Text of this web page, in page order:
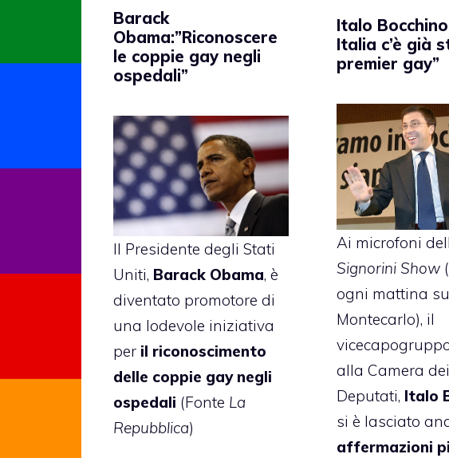
Barack
Obama:”Riconoscere
le coppie gay negli
ospedali”
Il Presidente degli Stati
Uniti, Barack Obama, è
diventato promotore di
una lodevole iniziativa
per il riconoscimento
delle coppie gay negli
ospedali (Fonte La
Repubblica)
Italo
Italia c’è già
premier gay”
Ai microfoni
Signorini Show
ogni mattina
Montecarlo), il
alla Camera dei
Deputati, Italo
si è lasciato
affermazioni